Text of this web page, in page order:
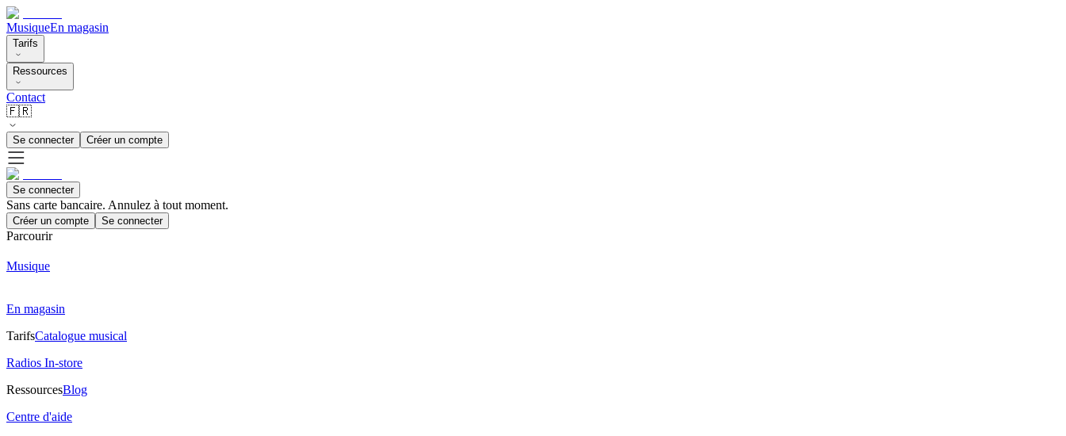
MusiqueEn magasin
Tarifs
Ressources
Contact
🇫🇷
Se connecter Créer un compte
Se connecter
Sans carte bancaire. Annulez à tout moment.
Créer un compte Se connecter
Parcourir
Musique
En magasin
TarifsCatalogue musical
Radios In-store
RessourcesBlog
Centre d'aide